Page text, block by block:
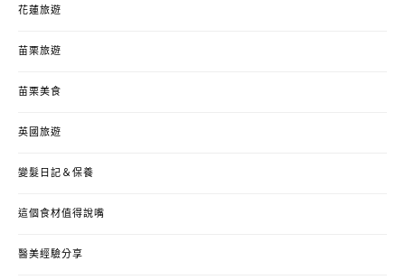
花蓮旅遊
苗栗旅遊
苗栗美食
英國旅遊
變髮日記＆保養
這個食材值得說嘴
醫美經驗分享